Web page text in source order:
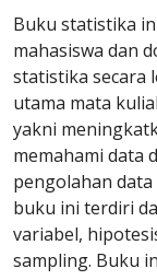
Buku statistika
mahasiswa dan
statistika secara
utama mata
yakni
memahami data
pengolahan
buku ini terdiri
variabel,
sampling. Buku